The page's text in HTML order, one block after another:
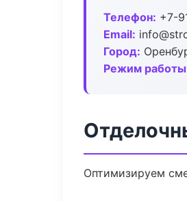
Телефон: +7-
Email:
Город:
Режим
Оптимизируем